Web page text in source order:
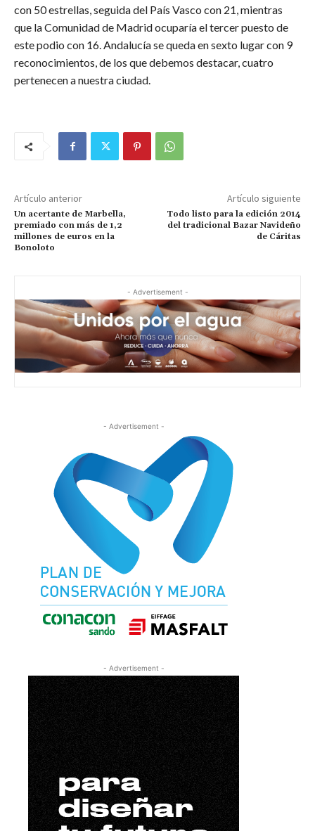
con 50 estrellas, seguida del País Vasco con 21, mientras
que la Comunidad de Madrid ocuparía el tercer puesto de
este podio con 16. Andalucía se queda en sexto lugar con 9
reconocimientos, de los que debemos destacar, cuatro
pertenecen a nuestra ciudad.
Artículo anterior
Un acertante de Marbella,
premiado con más de 1,2
millones de euros en la
Bonoloto
Artículo siguiente
Todo listo para la edición 2014
del tradicional Bazar Navideño
de Cáritas
- Advertisement -
- Advertisement -
- Advertisement -